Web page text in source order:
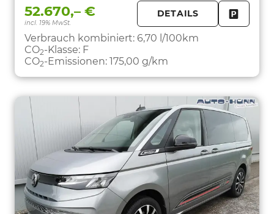
52.670,– €
incl. 19% MwSt.
DETAILS
Verbrauch kombiniert: 6,70 l/100km
CO2-Klasse: F
CO2-Emissionen: 175,00 g/km